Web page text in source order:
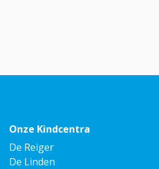
Onze Kindcentra
De Reiger
De Linden